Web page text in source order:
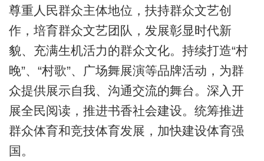
尊重人民群众主体地位，扶持群众文艺创
作，培育群众文艺团队，发展彰显时代新
貌、充满生机活力的群众文化。持续打造“村
晚”、“村歌”、广场舞展演等品牌活动，为群
众提供展示自我、沟通交流的舞台。深入开
展全民阅读，推进书香社会建设。统筹推进
群众体育和竞技体育发展，加快建设体育强
国。